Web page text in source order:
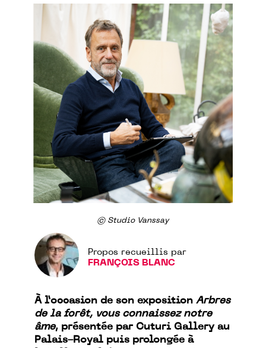
© Studio Vanssay
Propos recueillis par
FRANÇOIS BLANC
À l’occasion de son exposition Arbres
de la forêt, vous connaissez notre
âme, présentée par Cuturi Gallery au
Palais-Royal puis prolongée à